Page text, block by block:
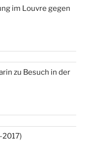
im Louvre gegen
zu Besuch in der
2017)